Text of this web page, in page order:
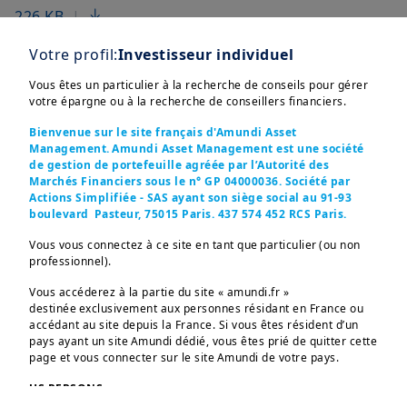
Votre profil:Investisseur individuel
Vous êtes un particulier à la recherche de conseils pour gérer
votre épargne ou à la recherche de conseillers financiers.
Bienvenue sur le site français d'Amundi Asset
Management. Amundi Asset Management est une société
de gestion de portefeuille agréée par l’Autorité des
Marchés Financiers sous le n° GP 04000036. Société par
Actions Simplifiée - SAS ayant son siège social au 91-93
boulevard Pasteur, 75015 Paris. 437 574 452 RCS Paris.
Vous vous connectez à ce site en tant que particulier (ou non
professionnel).
Vous accéderez à la partie du site « amundi.fr »
destinée exclusivement aux personnes résidant en France ou
accédant au site depuis la France. Si vous êtes résident d’un
pays ayant un site Amundi dédié, vous êtes prié de quitter cette
page et vous connecter sur le site Amundi de votre pays.
US PERSONS:
226 KB|
2026-07-13
matière de durabilité
101 KB|
FONDS AV ECHUS FIA – BETA
146 KB|